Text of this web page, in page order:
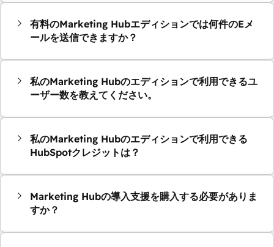
有料のMarketing Hubエディションでは何件のEメ
ールを送信できますか？
私のMarketing Hubのエディションで利用できるユ
ーザー数を教えてください。
私のMarketing Hubのエディションで利用できる
HubSpotクレジットは？
Marketing Hubの導入支援を購入する必要がありま
すか？